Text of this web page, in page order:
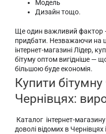
Модель
Дизайн тощо.
Ще один важливий фактор —
придбати. Незважаючи на
інтернет-магазині Лідер,
бітуму оптом вигідніше —
більшою буде економія.
Купити
Чернівцях:
Каталог інтернет-
доволі відомих в Чернівцях